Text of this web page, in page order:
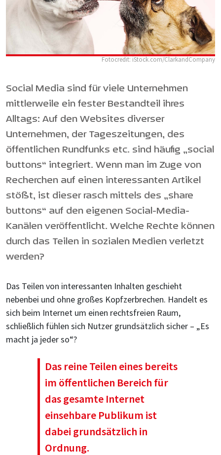
Fotocredit: iStock.com/ClarkandCompany
Social Media sind für viele Unternehmen
mittlerweile ein fester Bestandteil ihres
Alltags: Auf den Websites diverser
Unternehmen, der Tageszeitungen, des
öffentlichen Rundfunks etc. sind häufig „social
buttons“ integriert. Wenn man im Zuge von
Recherchen auf einen interessanten Artikel
stößt, ist dieser rasch mittels des „share
buttons“ auf den eigenen Social-Media-
Kanälen veröffentlicht. Welche Rechte können
durch das Teilen in sozialen Medien verletzt
werden?
Das Teilen von interessanten Inhalten geschieht
nebenbei und ohne großes Kopfzerbrechen. Handelt es
sich beim Internet um einen rechtsfreien Raum,
schließlich fühlen sich Nutzer grundsätzlich sicher – „Es
macht ja jeder so“?
Das reine Teilen eines bereits
im öffentlichen Bereich für
das gesamte Internet
einsehbare Publikum ist
dabei grundsätzlich in
Ordnung.